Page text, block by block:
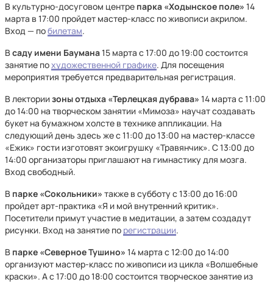
В культурно-досуговом центре парка «Ходынское поле» 14
марта в 17:00 пройдет мастер-класс по живописи акрилом.
Вход — побилетам.
Всаду имени Баумана15 марта с 17:00 до 19:00 состоится
занятие похудожественной графике. Для посещения
мероприятия требуется предварительная регистрация.
В лекториизоны отдыха «Терлецкая дубрава» 14 марта с 11:00
до 14:00 на творческом занятии «Мимоза» научат создавать
букет на бумажном холсте в технике аппликации. На
следующий день здесь же с 11:00 до 13:00 на мастер-классе
«Ежик» гости изготовят экоигрушку «Травянчик». С 13:00 до
14:00 организаторы приглашают на гимнастику для мозга.
Вход свободный.
В парке «Сокольники» также в субботу с 13:00 до 16:00
пройдет арт‑практика «Я и мой внутренний критик».
Посетители примут участие в медитации, а затем создадут
рисунки. Вход на занятие по регистрации.
В парке «Северное Тушино» 14 марта с 12:00 до 14:00
организуют мастер-класс по живописи из цикла «Волшебные
краски». А с 17:00 до 18:00 состоится творческое занятие из